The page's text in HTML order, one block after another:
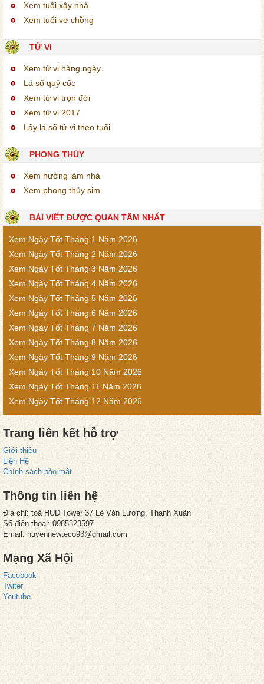
Xem tuổi xây nhà
Xem tuổi vợ chồng
TỬ VI
Xem tử vi hàng ngày
Lá số quỷ cốc
Xem tử vi trọn đời
Xem tử vi 2017
Lấy lá số tử vi theo tuổi
PHONG THỦY
Xem hướng làm nhà
Xem phong thủy sim
BÀI VIẾT ĐƯỢC QUAN TÂM NHẤT
Xem Ngày Tốt Tháng 1 Năm 2026
Xem Ngày Tốt Tháng 2 Năm 2026
Xem Ngày Tốt Tháng 3 Năm 2026
Xem Ngày Tốt Tháng 4 Năm 2026
Xem Ngày Tốt Tháng 5 Năm 2026
Xem Ngày Tốt Tháng 6 Năm 2026
Xem Ngày Tốt Tháng 7 Năm 2026
Xem Ngày Tốt Tháng 8 Năm 2026
Xem Ngày Tốt Tháng 9 Năm 2026
Xem Ngày Tốt Tháng 10 Năm 2026
Xem Ngày Tốt Tháng 11 Năm 2026
Xem Ngày Tốt Tháng 12 Năm 2026
Trang liên kết hỗ trợ
Giới thiệu
Liện Hệ
Chính sách bảo mật
Thông tin liên hệ
Địa chỉ: toà HUD Tower 37 Lê Văn Lương, Thanh Xuân
Số điện thoại: 0985323597
Email: huyennewteco93@gmail.com
Mạng Xã Hội
Facebook
Twiter
Youtube